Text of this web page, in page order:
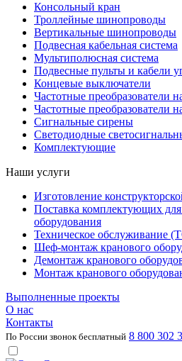
Консольный кран
Троллейные шинопроводы
Вертикальные шинопроводы
Подвесная кабельная система
Мультиполюсная система
Подвесные пульты и кабели
Концевые выключатели
Частотные преобразователи
Частотные преобразователи
Сигнальные сирены
Светодиодные
Комплектующие
Наши услуги
Изготовление
Поставка комплектующих
оборудования
Техническое обслуживание
Шеф-монтаж кранового
Демонтаж кранового
Монтаж кранового
Выполненные проекты
О нас
Контакты
По России звонок бесплатный 8 800 302